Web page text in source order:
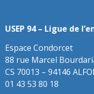
USEP 94 – Ligue de
Espace Condorcet
88 rue Marcel
CS 70013 – 94146
01 43 53 80 18